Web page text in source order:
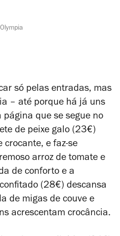
só pelas entradas, mas
– até porque há já uns
que se segue no
de peixe galo (23€)
crocante, e faz-se
arroz de tomate e
de conforto e a
(28€) descansa
de migas de couve e
acrescentam crocância.